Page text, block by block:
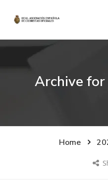
Archive for
Home